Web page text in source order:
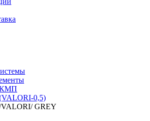
КМП
0,5)
VALORI/ GREY